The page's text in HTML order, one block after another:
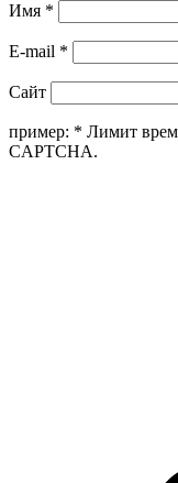
Имя *
E-mail *
Сайт
пример: * Лимит
CAPTCHA.